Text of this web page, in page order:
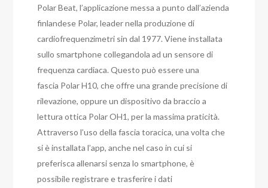
Polar Beat, l’applicazione messa a punto dall’azienda
finlandese Polar, leader nella produzione di
cardiofrequenzimetri sin dal 1977. Viene installata
sullo smartphone collegandola ad un sensore di
frequenza cardiaca. Questo può essere una
fascia Polar H10, che offre una grande precisione di
rilevazione, oppure un dispositivo da braccio a
lettura ottica Polar OH1, per la massima praticità.
Attraverso l’uso della fascia toracica, una volta che
si è installata l’app, anche nel caso in cui si
preferisca allenarsi senza lo smartphone, è
possibile registrare e trasferire i dati